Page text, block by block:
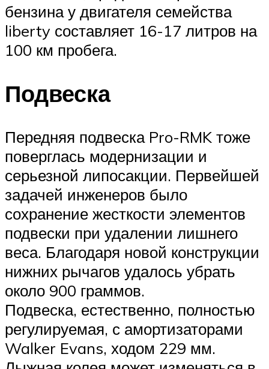
бензина у двигателя семейства
liberty составляет 16-17 литров на
100 км пробега.
Подвеска
Передняя подвеска Pro-RMK тоже
поверглась модернизации и
серьезной липосакции. Первейшей
задачей инженеров было
сохранение жесткости элементов
подвески при удалении лишнего
веса. Благодаря новой конструкции
нижних рычагов удалось убрать
около 900 граммов.
Подвеска, естественно, полностью
регулируемая, с амортизаторами
Walker Evans, ходом 229 мм.